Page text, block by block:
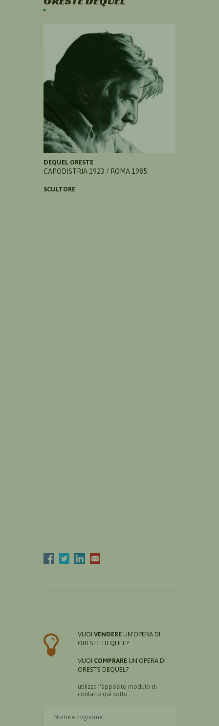
DEQUEL ORESTE
CAPODISTRIA 1923 / ROMA 1985
SCULTORE
VUOI VENDERE UN'OPERA DI
ORESTE DEQUEL?
VUOI COMPRARE UN'OPERA DI
ORESTE DEQUEL?
utilizza l'apposito modulo di
contatto qui sotto